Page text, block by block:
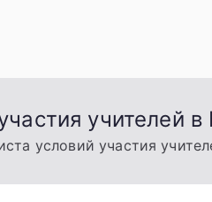
учителей
условий участия